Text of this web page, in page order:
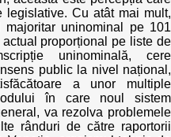
stat
legislative. Cu atât mai mult,
uninominal pe 101
proporțional pe liste de
uninominală, cere
public la nivel național,
a unor multiple
în care noul sistem
va rezolva problemele
rânduri de către raportorii